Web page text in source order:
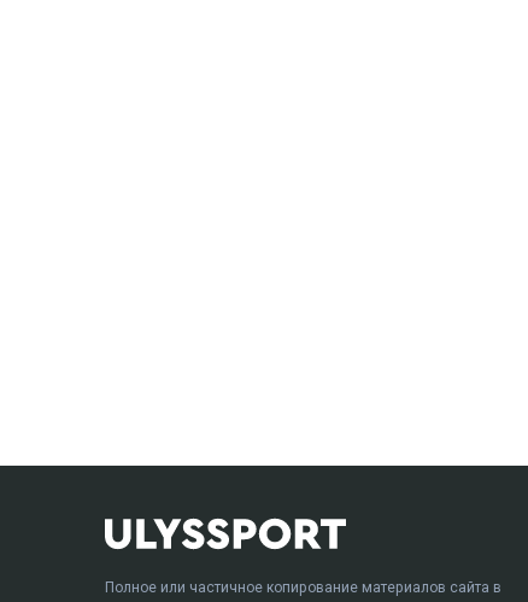
Полное или частичное копирование материалов сайта в